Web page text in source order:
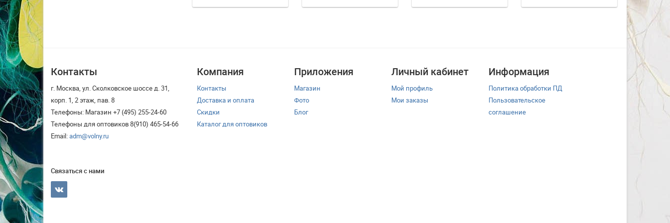
Контакты
г. Москва, ул. Сколковское шоссе д. 31,
корп. 1, 2 этаж, пав. 8
Телефоны: Магазин +7 (495) 255-24-60
Телефоны для оптовиков 8(910) 465-54-66
Email:adm@volny.ru
Связаться с нами
Компания
Контакты
Доставка и оплата
Скидки
Каталог для оптовиков
Приложения
Магазин
Фото
Блог
Личный кабинет
Мой профиль
Мои заказы
Информация
Политика обработки ПД
Пользовательское
соглашение